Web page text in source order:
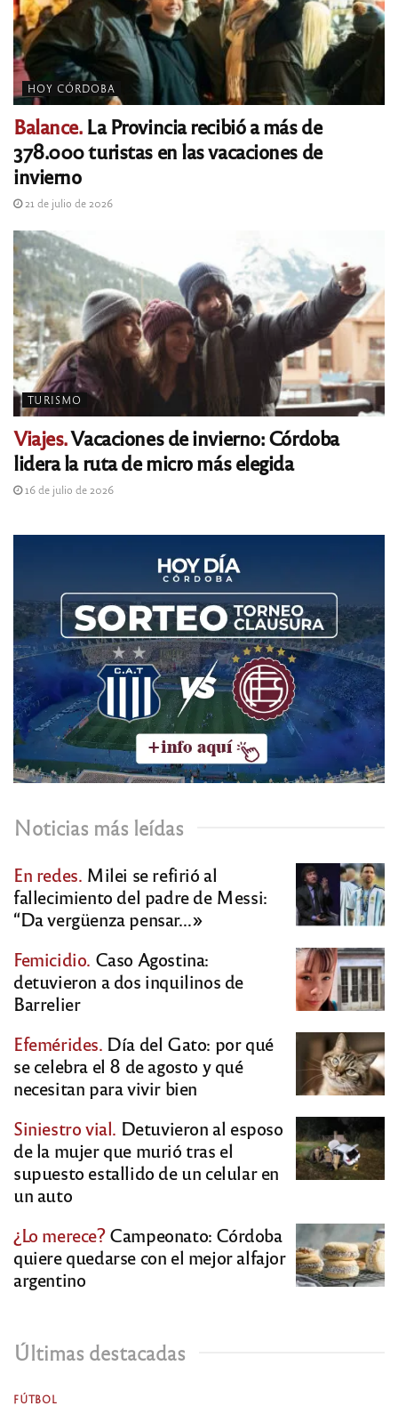
HOY CÓRDOBA
Balance.La Provincia recibió a más de
378.000 turistas en las vacaciones de
invierno
21 de julio de 2026
TURISMO
Viajes.Vacaciones de invierno: Córdoba
lidera la ruta de micro más elegida
16 de julio de 2026
Noticias más leídas
En redes. Milei se refirió al
fallecimiento del padre de Messi:
“Da vergüenza pensar…»
Femicidio. Caso Agostina:
detuvieron a dos inquilinos de
Barrelier
Efemérides. Día del Gato: por qué
se celebra el 8 de agosto y qué
necesitan para vivir bien
Siniestro vial. Detuvieron al esposo
de la mujer que murió tras el
supuesto estallido de un celular en
un auto
¿Lo merece?Campeonato: Córdoba
quiere quedarse con el mejor alfajor
argentino
Últimas destacadas
FÚTBOL